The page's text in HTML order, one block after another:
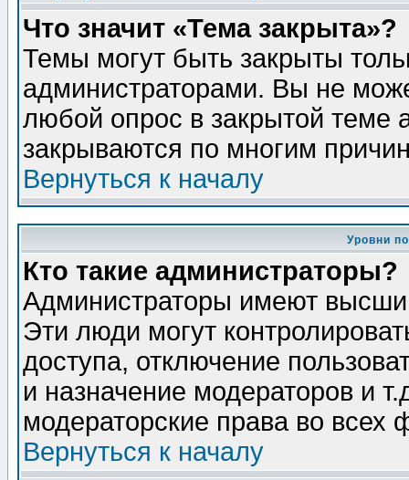
Что значит «Тема закрыта»?
Темы могут быть закрыты
администраторами. Вы не
любой опрос в закрытой теме
закрываются по многим
Вернуться к началу
Уровни
Кто такие администраторы?
Администраторы имеют
Эти люди могут
доступа, отключение
и назначение модераторов и
модераторские права во всех
Вернуться к началу